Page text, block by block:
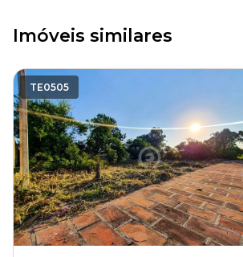
Imóveis similares
TE0505